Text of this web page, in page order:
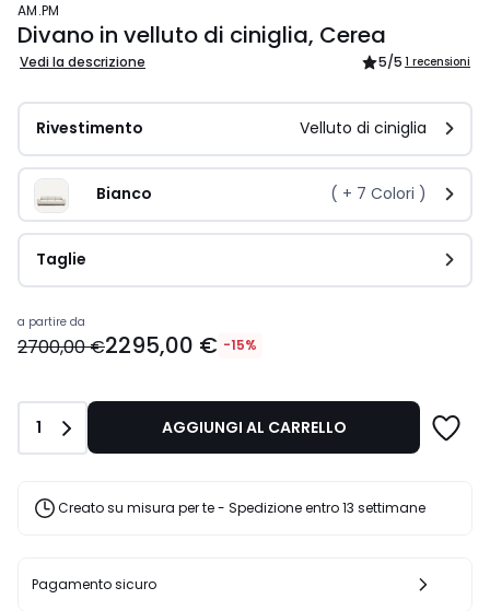
AM.PM
Divano in velluto di ciniglia, Cerea
Vedi la descrizione 5/5 1 recensioni
Rivestimento Velluto di ciniglia
Bianco ( + 7 Colori )
Taglie
Prezzo
a
Invece
2700,00
sconto
a partire da
2700,00 €2295,00 € -15%
Quantità
1 AGGIUNGI AL CARRELLO
Creato su misura per te - Spedizione entro 13 settimane
Pagamento sicuro